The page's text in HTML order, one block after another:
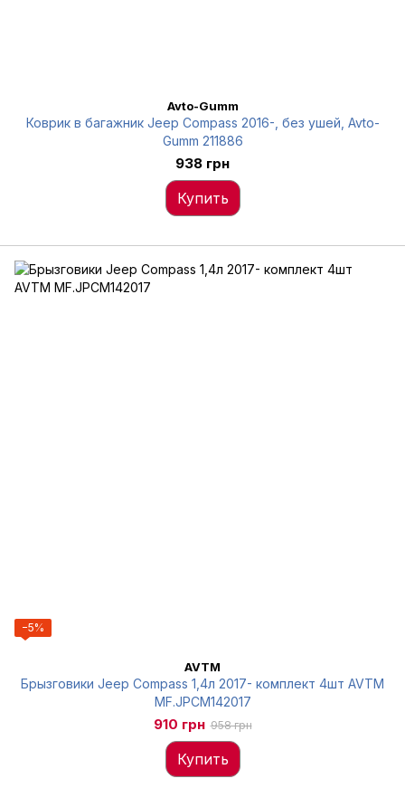
Avto-Gumm
Коврик в багажник Jeep Compass 2016-, без ушей, Avto-
Gumm 211886
938 грн
Купить
−5%
AVTM
Брызговики Jeep Compass 1,4л 2017- комплект 4шт AVTM
MF.JPCM142017
910 грн 958 грн
Купить